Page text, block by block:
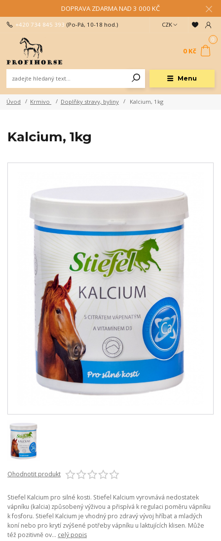
DOPRAVA ZDARMA NAD 3 000 KČ
Menu
CZK
+420 734 845 393 (Po-Pá, 10-18 hod.)
0
0 Kč
Úvod Krmivo Doplňky stravy, byliny Kalcium, 1kg
Kalcium, 1kg
Ohodnotit produkt
Stiefel Kalcium pro silné kosti. Stiefel Kalcium vyrovnává nedostatek
vápníku (kalcia) způsobený výživou a přispívá k regulaci poměru vápníku
k fosforu. Stiefel Kalcium je vhodný pro zdravý vývoj hříbat a mladých
koní nebo pro krytí zvýšené potřeby vápníku u laktujících klisen. Může
též pozitivně ov... celý popis